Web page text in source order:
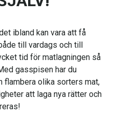
ibland kan vara att få
till vardags och till
tid för matlagningen så
gasspisen har du
flambera olika sorters mat,
att laga nya rätter och